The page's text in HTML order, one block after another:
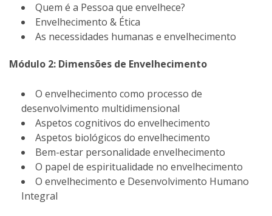
Quem é a Pessoa que envelhece?
Envelhecimento & Ética
As necessidades humanas e envelhecimento
Módulo 2: Dimensões de Envelhecimento
O envelhecimento como processo de
desenvolvimento multidimensional
Aspetos cognitivos do envelhecimento
Aspetos biológicos do envelhecimento
Bem-estar personalidade envelhecimento
O papel de espiritualidade no envelhecimento
O envelhecimento e Desenvolvimento Humano
Integral